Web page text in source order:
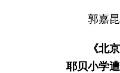
郭嘉
《北
耶贝小学